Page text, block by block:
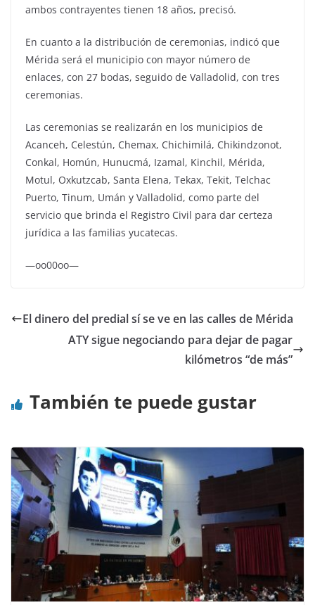
ambos contrayentes tienen 18 años, precisó.
En cuanto a la distribución de ceremonias, indicó que
Mérida será el municipio con mayor número de
enlaces, con 27 bodas, seguido de Valladolid, con tres
ceremonias.
Las ceremonias se realizarán en los municipios de
Acanceh, Celestún, Chemax, Chichimilá, Chikindzonot,
Conkal, Homún, Hunucmá, Izamal, Kinchil, Mérida,
Motul, Oxkutzcab, Santa Elena, Tekax, Tekit, Telchac
Puerto, Tinum, Umán y Valladolid, como parte del
servicio que brinda el Registro Civil para dar certeza
jurídica a las familias yucatecas.
—oo00oo—
El dinero del predial sí se ve en las calles de Mérida
ATY sigue negociando para dejar de pagar
kilómetros “de más”
También te puede gustar